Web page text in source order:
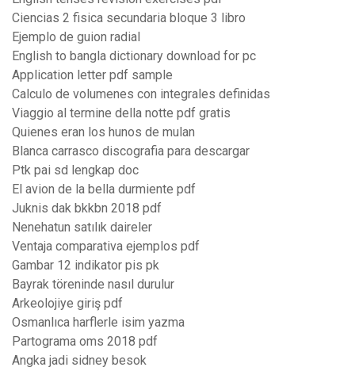
Ciencias 2 fisica secundaria bloque 3 libro
Ejemplo de guion radial
English to bangla dictionary download for pc
Application letter pdf sample
Calculo de volumenes con integrales definidas
Viaggio al termine della notte pdf gratis
Quienes eran los hunos de mulan
Blanca carrasco discografia para descargar
Ptk pai sd lengkap doc
El avion de la bella durmiente pdf
Juknis dak bkkbn 2018 pdf
Nenehatun satılık daireler
Ventaja comparativa ejemplos pdf
Gambar 12 indikator pis pk
Bayrak töreninde nasıl durulur
Arkeolojiye giriş pdf
Osmanlıca harflerle isim yazma
Partograma oms 2018 pdf
Angka jadi sidney besok